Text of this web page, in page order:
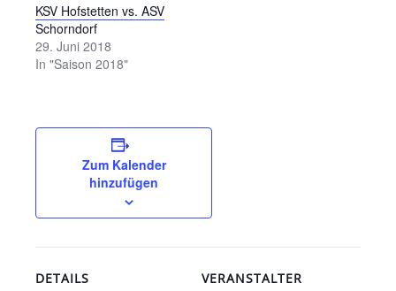
KSV Hofstetten vs. ASV
Schorndorf
29. Juni 2018
In "Saison 2018"
Zum Kalender
hinzufügen
DETAILS VERANSTALTER